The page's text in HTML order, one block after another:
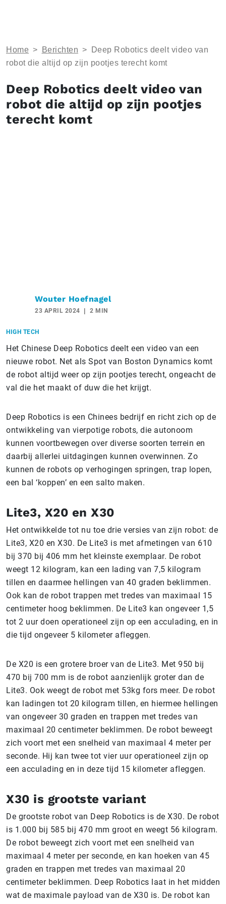
Home > Berichten >
Deep Robotics deelt video van
robot die altijd op zijn pootjes terecht komt
Deep Robotics deelt video van
robot die altijd op zijn pootjes
terecht komt
Wouter Hoefnagel
23 APRIL 2024 2 MIN
HIGH TECH
Het Chinese Deep Robotics deelt een video van een
nieuwe robot. Net als Spot van Boston Dynamics komt
de robot altijd weer op zijn pootjes terecht, ongeacht de
val die het maakt of duw die het krijgt.
Deep Robotics is een Chinees bedrijf en richt zich op de
ontwikkeling van vierpotige robots, die autonoom
kunnen voortbewegen over diverse soorten terrein en
daarbij allerlei uitdagingen kunnen overwinnen. Zo
kunnen de robots op verhogingen springen, trap lopen,
een bal ‘koppen’ en een salto maken.
Lite3, X20 en X30
Het ontwikkelde tot nu toe drie versies van zijn robot: de
Lite3, X20 en X30. De Lite3 is met afmetingen van 610
bij 370 bij 406 mm het kleinste exemplaar. De robot
weegt 12 kilogram, kan een lading van 7,5 kilogram
tillen en daarmee hellingen van 40 graden beklimmen.
Ook kan de robot trappen met tredes van maximaal 15
centimeter hoog beklimmen. De Lite3 kan ongeveer 1,5
tot 2 uur doen operationeel zijn op een acculading, en in
die tijd ongeveer 5 kilometer afleggen.
De X20 is een grotere broer van de Lite3. Met 950 bij
470 bij 700 mm is de robot aanzienlijk groter dan de
Lite3. Ook weegt de robot met 53kg fors meer. De robot
kan ladingen tot 20 kilogram tillen, en hiermee hellingen
van ongeveer 30 graden en trappen met tredes van
maximaal 20 centimeter beklimmen. De robot beweegt
zich voort met een snelheid van maximaal 4 meter per
seconde. Hij kan twee tot vier uur operationeel zijn op
een acculading en in deze tijd 15 kilometer afleggen.
X30 is grootste variant
De grootste robot van Deep Robotics is de X30. De robot
is 1.000 bij 585 bij 470 mm groot en weegt 56 kilogram.
De robot beweegt zich voort met een snelheid van
maximaal 4 meter per seconde, en kan hoeken van 45
graden en trappen met tredes van maximaal 20
centimeter beklimmen. Deep Robotics laat in het midden
wat de maximale payload van de X30 is. De robot kan